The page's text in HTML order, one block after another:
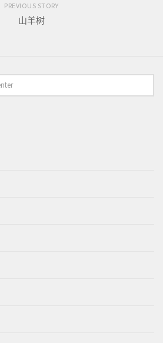
PREVIOUS STORY
山羊树